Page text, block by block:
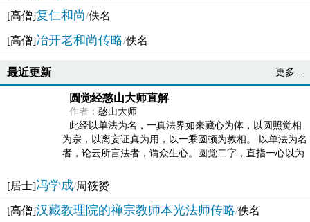
[高僧]复仁和尚/佚名
[高僧]冶开老和尚传略/佚名
最近更新 更多...
圆觉经憨山大师直解
作者： 憨山大师
此经以单法为名，一真法界如来藏心为体，以圆照觉相
为宗，以离妄证真为用，以一乘圆顿为教相。 以单法为名
者，论云所言法者，谓众生心。圆觉二字，直指一心以为
[居士]冯学成/周筱赟
[高僧]汉藏教理院的禅宗教师本光法师传略/佚名